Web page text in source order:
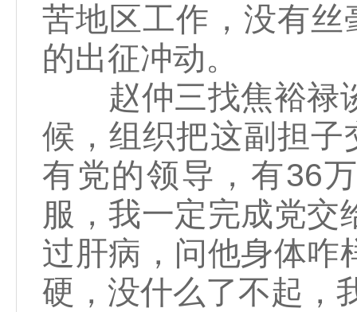
苦地区工作，没有
的出征冲动。
赵仲三找焦裕禄谈
候，组织把这副担
有党的领导，有36
服，我一定完成党交
过肝病，问他身体咋
硬，没什么了不起，